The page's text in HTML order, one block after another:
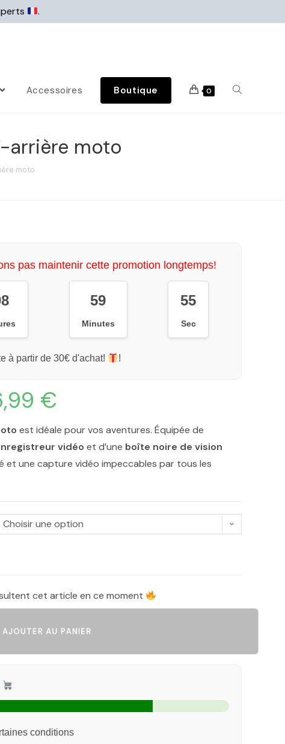
.
Accessoires Boutique 0
arrière moto
moto
pas maintenir cette promotion longtemps!
59
Minutes
54
Sec
à partir de 30€ d'achat! !
€
est idéale pour vos aventures. Équipée de
vidéo et d’une boîte noire de vision
et une capture vidéo impeccables par tous les
Choisir une option
cet article en ce moment
AJOUTER AU PANIER
conditions